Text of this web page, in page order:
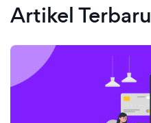
Artikel Terbaru